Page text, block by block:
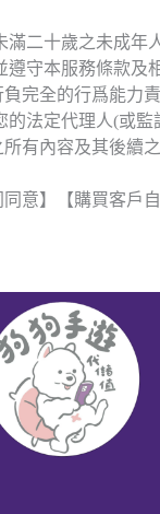
滿二十歲之未成年
遵守本服務條款及
完全的行爲能力
的法定代理人(或監
有內容及其後續
同意】【購買客戶